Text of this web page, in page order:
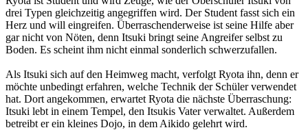
drei Typen gleichzeitig angegriffen wird. Der Student fasst sich ein
Herz und will eingreifen. Überraschenderweise ist seine Hilfe aber
gar nicht von Nöten, denn Itsuki bringt seine Angreifer selbst zu
Boden. Es scheint ihm nicht einmal sonderlich schwerzufallen.
Als Itsuki sich auf den Heimweg macht, verfolgt Ryota ihn, denn er
möchte unbedingt erfahren, welche Technik der Schüler verwendet
hat. Dort angekommen, erwartet Ryota die nächste Überraschung:
Itsuki lebt in einem Tempel, den Itsukis Vater verwaltet. Außerdem
betreibt er ein kleines Dojo, in dem Aikido gelehrt wird.